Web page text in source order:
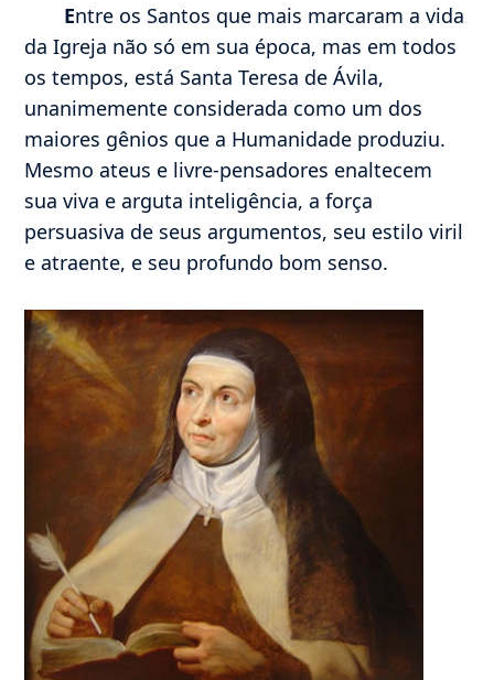
Entre os Santos que mais marcaram a vida
da Igreja não só em sua época, mas em todos
os tempos, está Santa Teresa de Ávila,
unanimemente considerada como um dos
maiores gênios que a Humanidade produziu.
Mesmo ateus e livre-pensadores enaltecem
sua viva e arguta inteligência, a força
persuasiva de seus argumentos, seu estilo viril
e atraente, e seu profundo bom senso.